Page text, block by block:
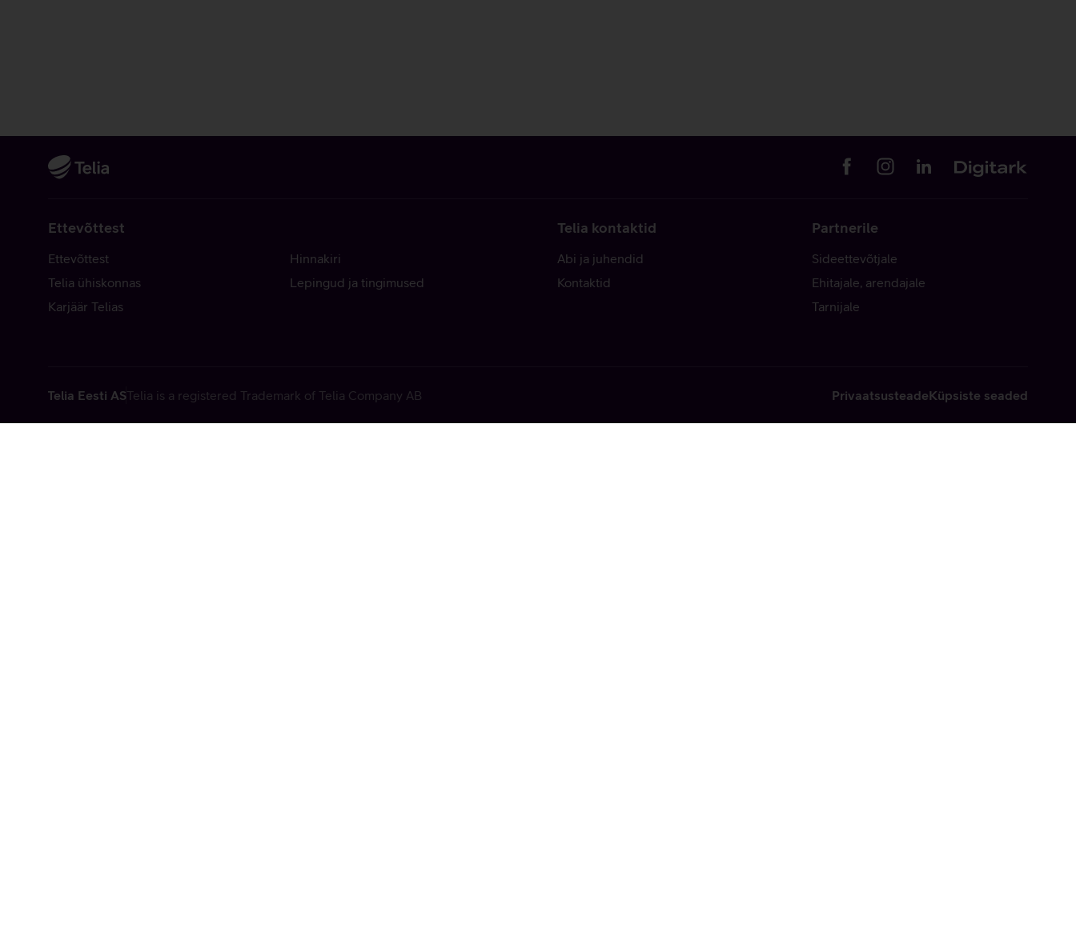
Ettevõttest
Ettevõttest
Telia ühiskonnas
Karjäär Telias
Hinnakiri
Lepingud ja tingimused
Telia kontaktid
Abi ja juhendid
Kontaktid
Partnerile
Sideettevõtjale
Ehitajale, arendajale
Tarnijale
Telia Eesti ASTelia is a registered Trademark of Telia Company AB PrivaatsusteadeKüpsiste seaded